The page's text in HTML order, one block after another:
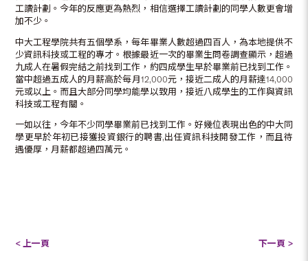
工讀計劃。今年的反應更為熱烈，相信選擇工讀計劃的同學人數更會增
加不少。
中大工程學院共有五個學系，每年畢業人數超過四百人，為本地提供不
少資訊科技或工程的專才。根據最近一次的畢業生問卷調查顯示，超過
九成人在暑假完結之前找到工作，約四成學生早於畢業前已找到工作。
當中超過五成人的月薪高於每月12,000元，接近二成人的月薪達14,000
元或以上。而且大部分同學均能學以致用，接近八成學生的工作與資訊
科技或工程有關。
一如以往，今年不少同學畢業前已找到工作。好幾位表現出色的中大同
學更早於年初已接獲投資銀行的聘書,出任資訊科技開發工作，而且待
遇優厚，月薪都超過四萬元。
< 上一頁 下一頁 >